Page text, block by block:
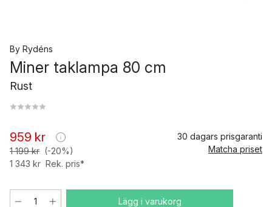
By Rydéns
Miner taklampa 80 cm
Rust
959 kr
1 199 kr (-20%)
1 343 kr Rek. pris*
30 dagars prisgaranti
Matcha priset
Lägg i varukorg